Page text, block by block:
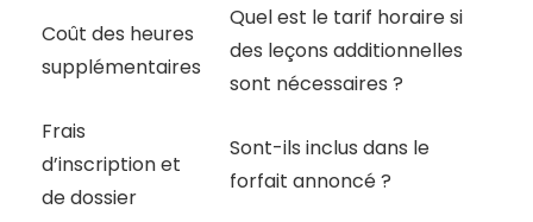
Coût des heures
supplémentaires
Quel est le tarif horaire si
des leçons additionnelles
sont nécessaires ?
Frais
d’inscription et
de dossier
Sont-ils inclus dans le
forfait annoncé ?